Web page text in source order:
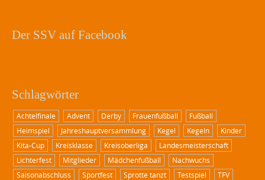
Der SSV auf Facebook
Schlagwörter
Achtelfinale Advent Derby Frauenfußball
Fußball
Heimspiel
Jahreshauptversammlung Kegel Kegeln
Kinder
Kita-Cup
Kreisklasse Kreisoberliga
Landesmeisterschaft
Lichterfest
Mitglieder Mädchenfußball
Nachwuchs
Saisonabschluss
Sportfest Sprotte tanzt Testspiel TFV